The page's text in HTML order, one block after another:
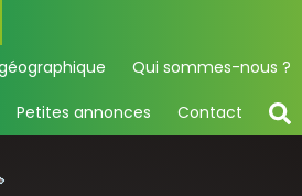
Qui sommes-nous ?
Petites annonces Contact